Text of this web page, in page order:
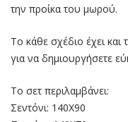
την προίκα του μωρού.
Το κάθε σχέδιο έχει και
για να δημιουργήσετε
Το σετ περιλαμβάνει:
Σεντόνι: 140Χ90